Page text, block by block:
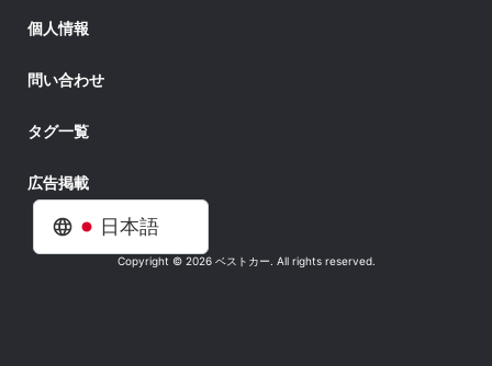
日本語
個人情報
問い合わせ
タグ一覧
広告掲載
Copyright © 2026 ベストカー. All rights reserved.